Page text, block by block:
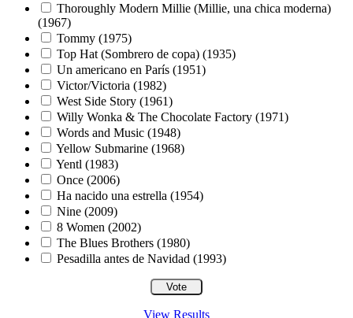
Thoroughly Modern Millie (Millie, una chica moderna)
(1967)
Tommy (1975)
Top Hat (Sombrero de copa) (1935)
Un americano en París (1951)
Victor/Victoria (1982)
West Side Story (1961)
Willy Wonka & The Chocolate Factory (1971)
Words and Music (1948)
Yellow Submarine (1968)
Yentl (1983)
Once (2006)
Ha nacido una estrella (1954)
Nine (2009)
8 Women (2002)
The Blues Brothers (1980)
Pesadilla antes de Navidad (1993)
View Results